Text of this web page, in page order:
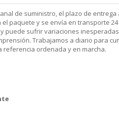
de suministro, el plazo de entrega
paquete y se envía en transporte
y puede sufrir variaciones
Trabajamos a diario para
ordenada y en marcha.